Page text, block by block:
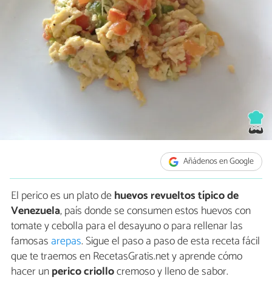
Añádenos en Google
El perico es un plato dehuevos revueltos típico de
Venezuela, país donde se consumen estos huevos con
tomate y cebolla para el desayuno o para rellenar las
famosas arepas. Sigue el paso a paso de esta receta fácil
que te traemos en RecetasGratis.net y aprende cómo
hacer unpericocriollocremoso y lleno de sabor.